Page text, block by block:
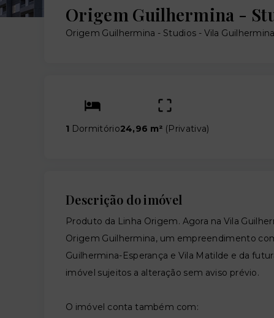
Origem Guilhermina -
Origem Guilhermina - Studios - Vila
1 Dormitório24,96 m² (Privativa)
Descrição do imóvel
Produto da Linha Origem. Agora na Vila
Origem Guilhermina, um empreendimento
Guilhermina-Esperança e Vila Matilde e da
imóvel sujeitos a alteração sem aviso prévio.
O imóvel conta também com: